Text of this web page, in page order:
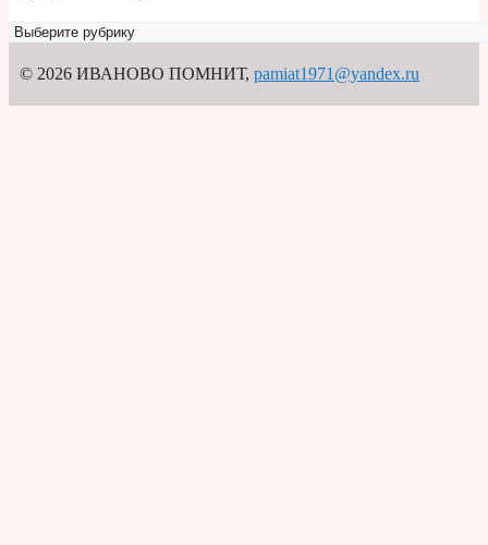
Рубрикатор
© 2026 ИВАНОВО ПОМНИТ, pamiat1971@yandex.ru